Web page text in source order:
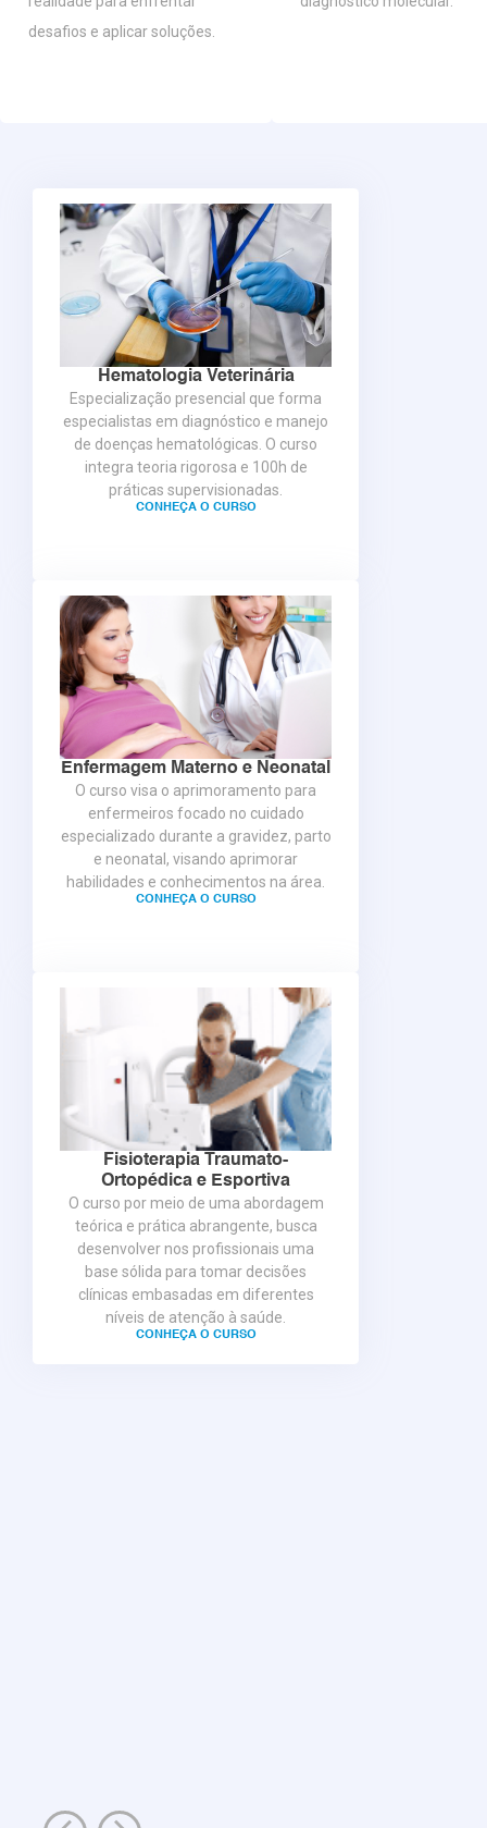
desafios e aplicar soluções.
Hematologia Veterinária
Especialização presencial que forma
especialistas em diagnóstico e manejo
de doenças hematológicas. O curso
integra teoria rigorosa e 100h de
práticas supervisionadas.
CONHEÇA O CURSO
Enfermagem Materno e Neonatal
O curso visa o aprimoramento para
enfermeiros focado no cuidado
especializado durante a gravidez, parto
e neonatal, visando aprimorar
habilidades e conhecimentos na área.
CONHEÇA O CURSO
Fisioterapia Traumato-
Ortopédica e Esportiva
O curso por meio de uma abordagem
teórica e prática abrangente, busca
desenvolver nos profissionais uma
base sólida para tomar decisões
clínicas embasadas em diferentes
níveis de atenção à saúde.
CONHEÇA O CURSO